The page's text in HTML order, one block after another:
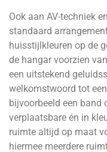
Ook aan AV-techniek
standaard
huisstijlkleuren op de
de hangar voorzien
een uitstekend
welkomstwoord tot
bijvoorbeeld een band
verplaatsbare én in
ruimte altijd op maat
hiermee meerdere